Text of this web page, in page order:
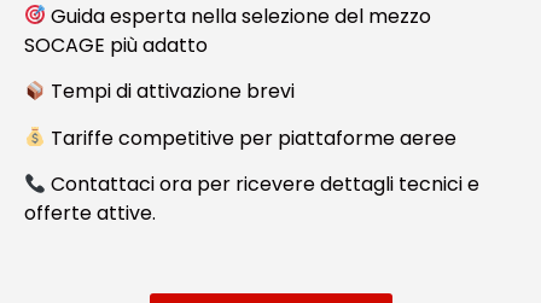
Guida esperta nella selezione del mezzo
SOCAGE più adatto
Tempi di attivazione brevi
Tariffe competitive per piattaforme aeree
Contattaci ora per ricevere dettagli tecnici e
offerte attive.